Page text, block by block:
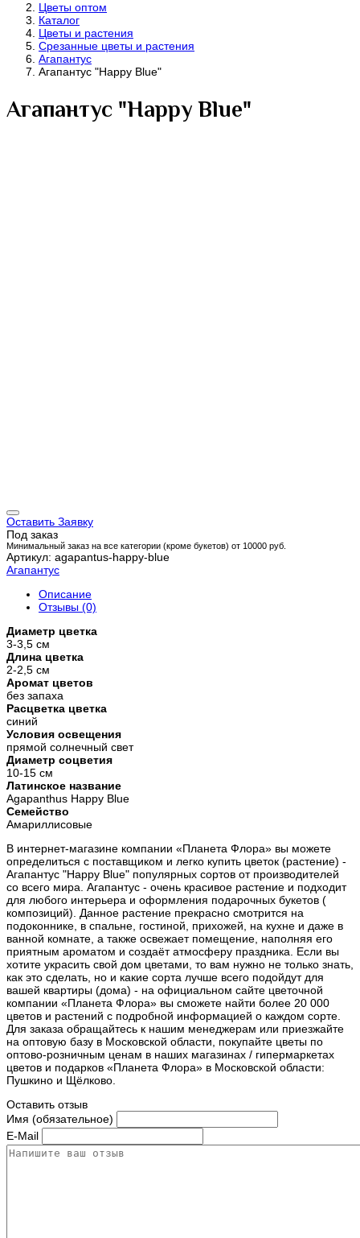
Цветы оптом
Каталог
Цветы и растения
Срезанные цветы и растения
Агапантус
Агапантус "Happy Blue"
Агапантус "Happy Blue"
Оставить Заявку
Под заказ
Минимальный заказ на все категории (кроме букетов) от 10000 руб.
Артикул: agapantus-happy-blue
Агапантус
Описание
Отзывы (0)
Диаметр цветка
3-3,5 см
Длина цветка
2-2,5 см
Аромат цветов
без запаха
Расцветка цветка
синий
Условия освещения
прямой солнечный свет
Диаметр соцветия
10-15 см
Латинское название
Agapanthus Happy Blue
Семейство
Амариллисовые
В интернет-магазине компании «Планета Флора» вы можете
определиться с поставщиком и легко купить цветок (растение) -
Агапантус "Happy Blue" популярных сортов от производителей
со всего мира. Агапантус - очень красивое растение и подходит
для любого интерьера и оформления подарочных букетов (
композиций). Данное растение прекрасно смотрится на
подоконнике, в спальне, гостиной, прихожей, на кухне и даже в
ванной комнате, а также освежает помещение, наполняя его
приятным ароматом и создаёт атмосферу праздника. Если вы
хотите украсить свой дом цветами, то вам нужно не только знать,
как это сделать, но и какие сорта лучше всего подойдут для
вашей квартиры (дома) - на официальном сайте цветочной
компании «Планета Флора» вы сможете найти более 20 000
цветов и растений с подробной информацией о каждом сорте.
Для заказа обращайтесь к нашим менеджерам или приезжайте
на оптовую базу в Московской области, покупайте цветы по
оптово-розничным ценам в наших магазинах / гипермаркетах
цветов и подарков «Планета Флора» в Московской области:
Пушкино и Щёлково.
Оставить отзыв
Имя (обязательное)
E-Mail